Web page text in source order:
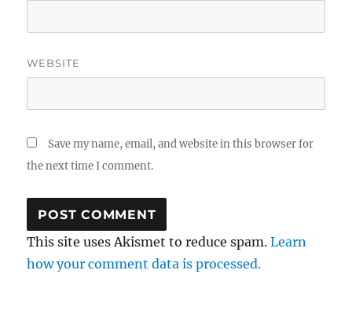
WEBSITE
Save my name, email, and website in this browser for
the next time I comment.
This site uses Akismet to reduce spam.Learn
how your comment data is processed.